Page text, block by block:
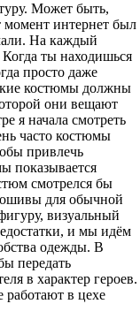
Может быть,
момент интернет был
На каждый
Когда ты находишься
просто даже
костюмы должны
они вещают
я начала смотреть
часто костюмы
привлечь
показывается
смотрелся бы
для обычной
визуальный
и мы идём
одежды. В
передать
в характер героев.
работают в цехе